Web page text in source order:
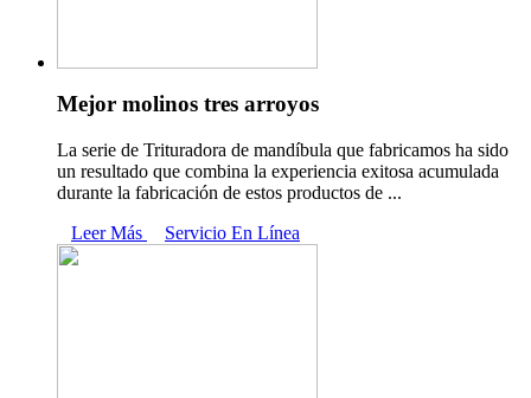
Mejor molinos tres arroyos
La serie de Trituradora de mandíbula que fabricamos ha sido
un resultado que combina la experiencia exitosa acumulada
durante la fabricación de estos productos de ...
Leer Más
Servicio En Línea